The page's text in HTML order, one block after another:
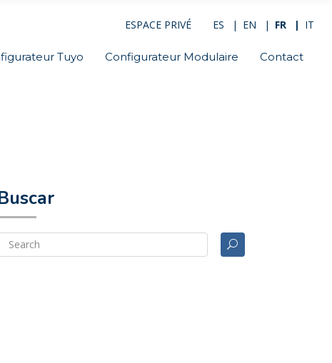
ESPACE PRIVÉ ES EN FR IT
Tuyo Configurateur Modulaire Contact